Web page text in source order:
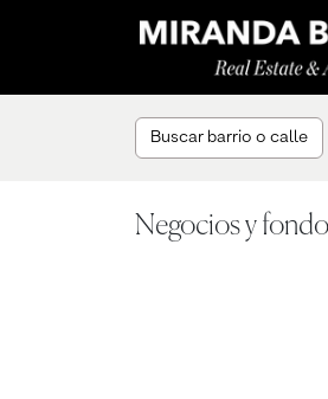
Buscar barrio o calle
Negocios y